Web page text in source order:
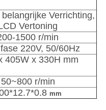
Verrichting,
Vertoning
1500 r/min
220V, 50/60Hz
405W x 330H mm
50~800 r/min
mm